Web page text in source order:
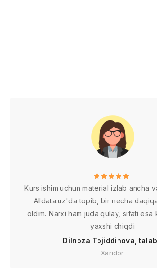
Kurs ishim uchun material izlab ancha
Alldata.uz'da topib, bir necha
oldim. Narxi ham juda qulay, sifati esa
yaxshi chiqdi
Dilnoza Tojiddinova,
Xaridor